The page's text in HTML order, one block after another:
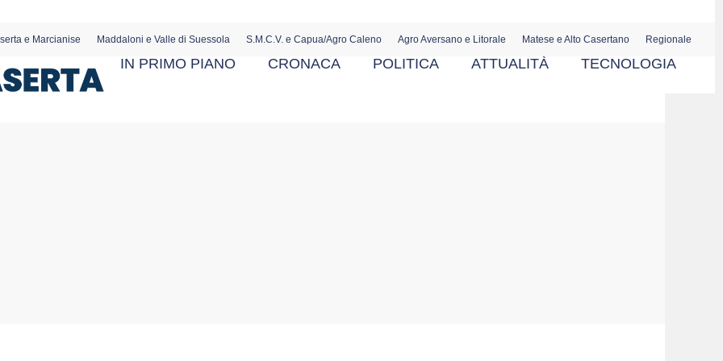
e Marcianise Maddaloni e Valle di Suessola S.M.C.V. e Capua/Agro Caleno Agro Aversano e Litorale Matese e Alto Casertano Regionale
IN PRIMO PIANO CRONACA POLITICA ATTUALITÀ TECNOLOGIA